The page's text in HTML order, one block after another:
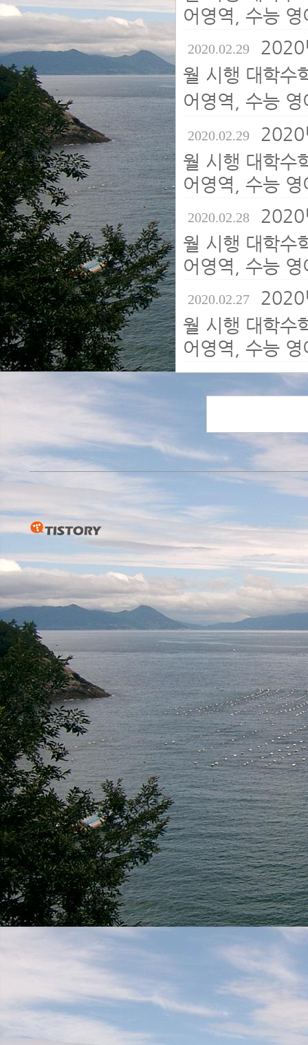
어영역, 수능
2020.02.29 2020
월 시행 대학수
어영역, 수능
2020.02.29 2020
월 시행 대학수
어영역, 수능
2020.02.28 2020
월 시행 대학수
어영역, 수능
2020.02.27 2020
월 시행 대학수
어영역, 수능